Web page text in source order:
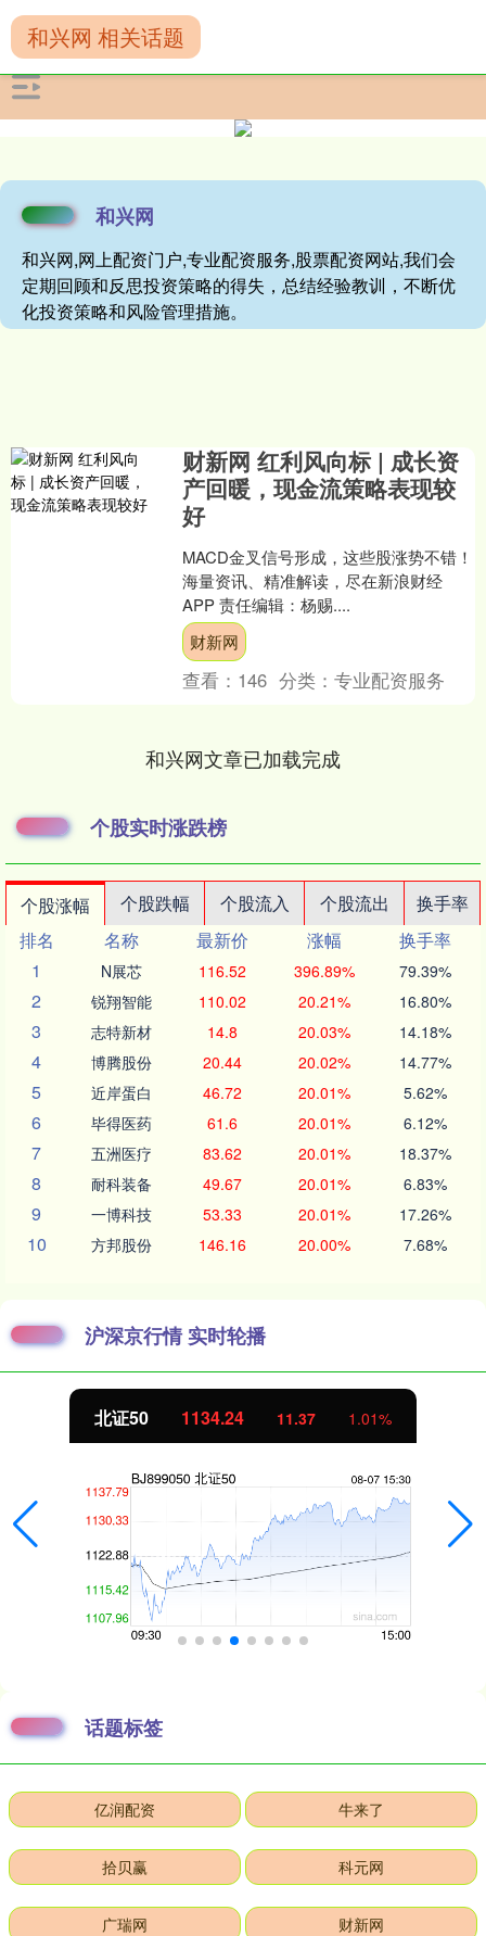
和兴网
和兴网,网上配资门户,专业配资服务,股票配资网站,我们会
定期回顾和反思投资策略的得失，总结经验教训，不断优
化投资策略和风险管理措施。
和兴网 相关话题
财新网 红利风向标 | 成长资
产回暖，现金流策略表现较
好
MACD金叉信号形成，这些股涨势不错！
海量资讯、精准解读，尽在新浪财经
APP 责任编辑：杨赐....
财新网
查看： 146 分类：专业配资服务
和兴网文章已加载完成
个股实时涨跌榜
个股涨幅 个股跌幅 个股流入 个股流出
换手率
排名
名称 最新价 涨幅
换手率
1
N展芯 116.52 396.89% 79.39%
2 锐翔智能 110.02 20.21% 16.80%
3 志特新材 14.8 20.03% 14.18%
4 博腾股份 20.44 20.02% 14.77%
5 近岸蛋白 46.72 20.01% 5.62%
6 毕得医药 61.6 20.01% 6.12%
7 五洲医疗 83.62 20.01% 18.37%
8 耐科装备 49.67 20.01% 6.83%
9 一博科技 53.33 20.01% 17.26%
10 方邦股份 146.16 20.00% 7.68%
沪深京行情 实时轮播
北证50 1134.24 11.37 1.01%
话题标签
亿润配资 牛来了
拾贝赢 科元网
广瑞网 财新网